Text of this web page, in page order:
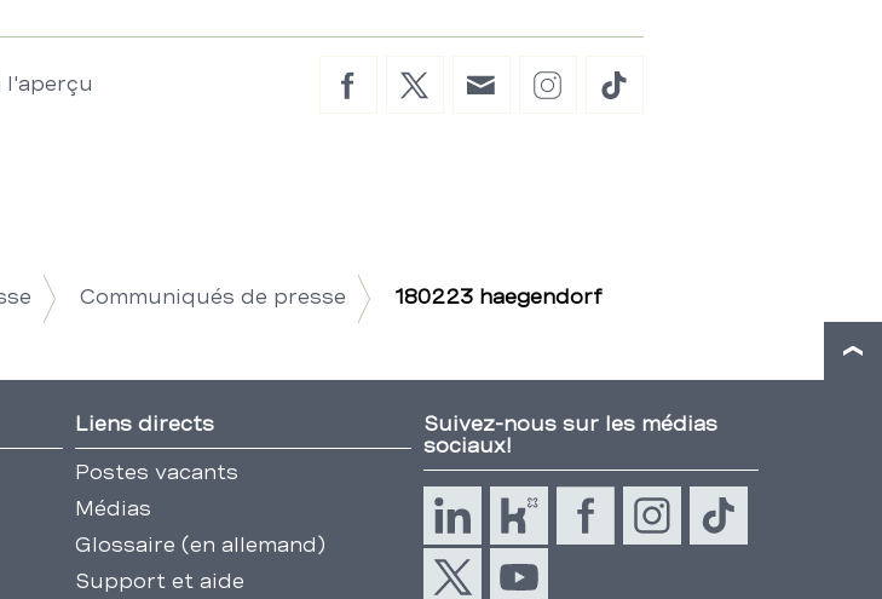
l'aperçu FacebookTwitter
E-
InstagramTikTok
Communiqués de presse 180223 haegendorf
Liens directs
Postes vacants
Médias
Glossaire (en allemand)
Support et aide
Suivez-nous sur les médias
sociaux!